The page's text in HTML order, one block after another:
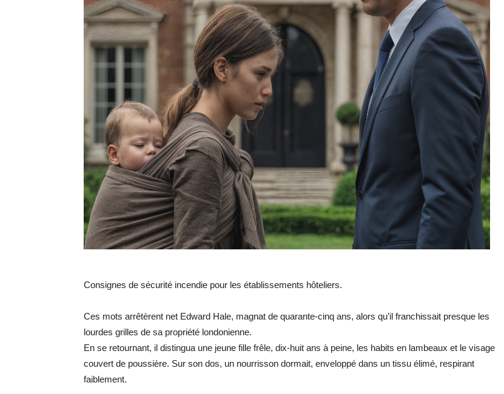
Consignes de sécurité incendie pour les établissements hôteliers.
Ces mots arrêtèrent net Edward Hale, magnat de quarante-cinq ans, alors qu’il franchissait presque les
lourdes grilles de sa propriété londonienne.
En se retournant, il distingua une jeune fille frêle, dix-huit ans à peine, les habits en lambeaux et le visage
couvert de poussière. Sur son dos, un nourrisson dormait, enveloppé dans un tissu élimé, respirant
faiblement.